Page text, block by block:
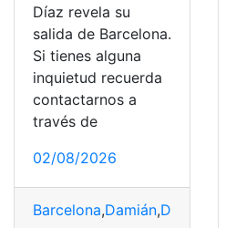
Díaz revela su
salida de Barcelona.
Si tienes alguna
inquietud recuerda
contactarnos a
través de
02/08/2026
Barcelona,Damián,Díaz